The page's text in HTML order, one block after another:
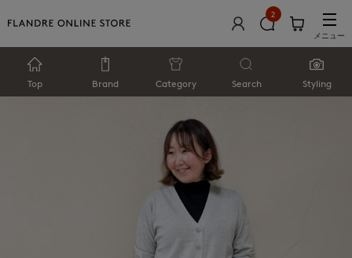
2
メニュー
Top Brand Category Search Styling